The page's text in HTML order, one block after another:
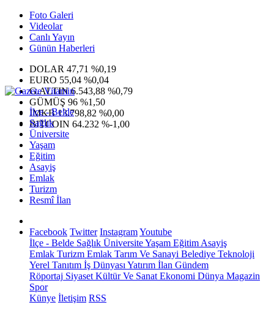
Foto Galeri
Videolar
Canlı Yayın
Günün Haberleri
DOLAR 47,71 %0,19
EURO 55,04 %0,04
G.ALTIN6.543,88 %0,79
GÜMÜŞ 96 %1,50
IMKB13.798,82 %0,00
BITCOIN 64.232 %-1,00
İlçe - Belde
Sağlık
Üniversite
Yaşam
Eğitim
Asayiş
Emlak
Turizm
Resmî İlan
Facebook Twitter InstagramYoutube
İlçe - Belde Sağlık ÜniversiteYaşam Eğitim Asayiş
Emlak Turizm Emlak Tarım Ve Sanayi Belediye Teknoloji
Yerel Tanıtım İş Dünyası Yatırım İlan Gündem
Röportaj Siyaset Kültür Ve Sanat Ekonomi Dünya Magazin
Spor
Künye İletişim RSS